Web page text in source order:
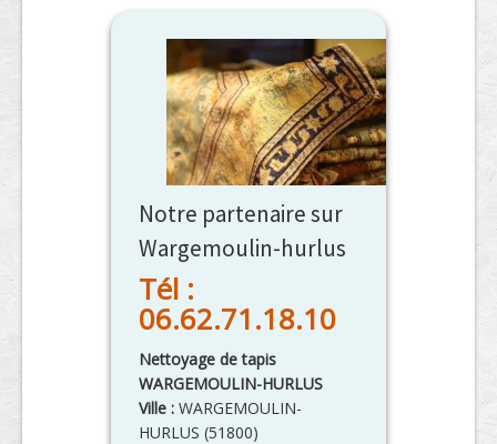
Notre partenaire sur
Wargemoulin-hurlus
Tél :
06.62.71.18.10
Nettoyage de tapis
WARGEMOULIN-HURLUS
Ville : WARGEMOULIN-
HURLUS (51800)